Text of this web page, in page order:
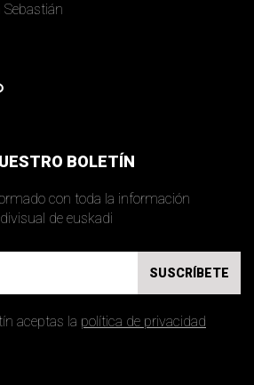
BOLETÍN
con toda la información
referente al mundo audivisual de euskadi
SUSCRÍBETE
aceptas la política de privacidad